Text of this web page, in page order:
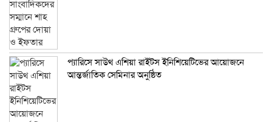
প্যারিসে সাউথ এশিয়া রাইটস ইনিশিয়েটিভের আয়োজনে
আন্তর্জাতিক সেমিনার অনুষ্ঠিত